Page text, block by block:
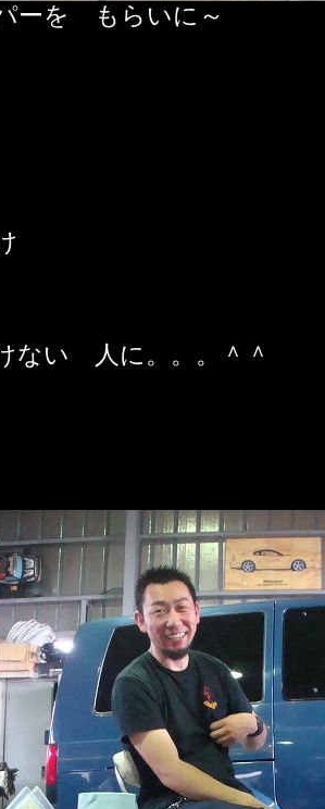
ーを もらいに～
ない 人に。。。＾＾